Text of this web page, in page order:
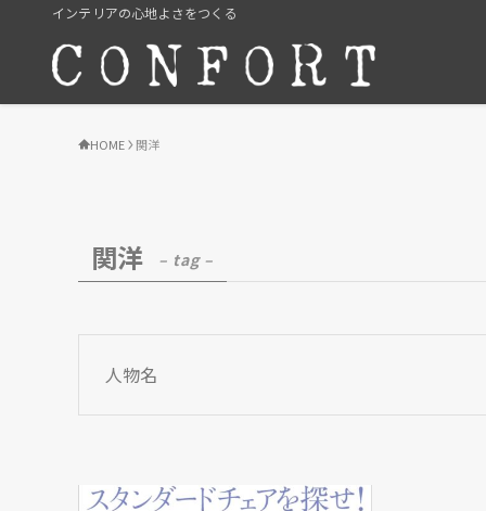
インテリアの心地よさをつくる
HOME 関洋
関洋 – tag –
人物名